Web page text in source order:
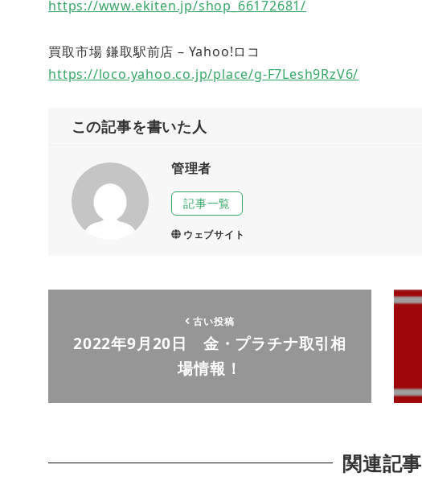
https://www.ekiten.jp/shop_66172681/
買取市場 鎌取駅前店 – Yahoo!ロコ
https://loco.yahoo.co.jp/place/g-F7Lesh9RzV6/
この記事を書いた人
管理者
記事一覧
ウェブサイト
古い投稿
2022年9月20日 金・プラチナ取引相
場情報！
関連記事